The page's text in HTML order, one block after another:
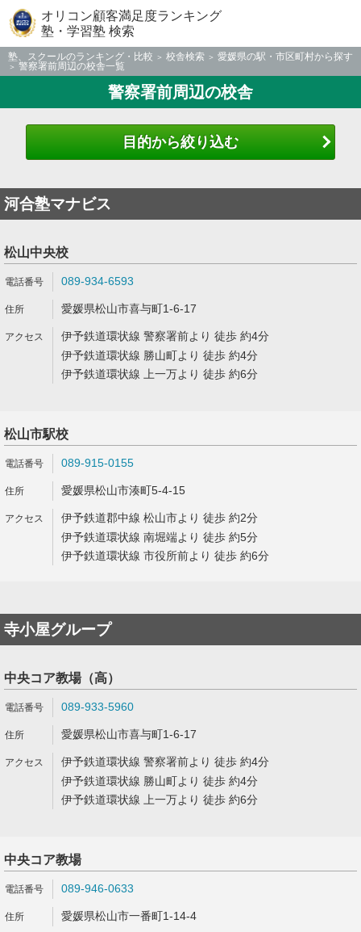
オリコン顧客満足度ランキング
塾・学習塾 検索
塾、スクールのランキング・比較 校舎検索
愛媛県の駅・市区町村から探す
警察署前周辺の校舎一覧
警察署前周辺の校舎
目的から絞り込む
河合塾マナビス
松山中央校
089-934-6593
愛媛県松山市喜与町1-6-17
伊予鉄道環状線 警察署前より 徒歩 約4分
伊予鉄道環状線 勝山町より 徒歩 約4分
伊予鉄道環状線 上一万より 徒歩 約6分
松山市駅校
089-915-0155
愛媛県松山市湊町5-4-15
伊予鉄道郡中線 松山市より 徒歩 約2分
伊予鉄道環状線 南堀端より 徒歩 約5分
伊予鉄道環状線 市役所前より 徒歩 約6分
寺小屋グループ
中央コア教場（高）
089-933-5960
愛媛県松山市喜与町1-6-17
伊予鉄道環状線 警察署前より 徒歩 約4分
伊予鉄道環状線 勝山町より 徒歩 約4分
伊予鉄道環状線 上一万より 徒歩 約6分
中央コア教場
089-946-0633
愛媛県松山市一番町1-14-4